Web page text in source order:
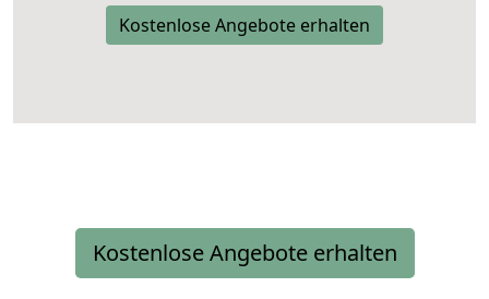
Kostenlose Angebote erhalten
Kostenlose Angebote erhalten